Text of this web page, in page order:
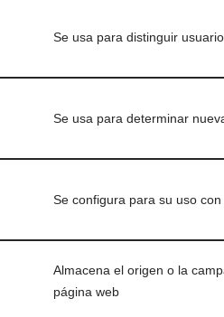
Se usa para distinguir
Se usa para determinar
Se configura para su uso con
Almacena el origen o la
página web